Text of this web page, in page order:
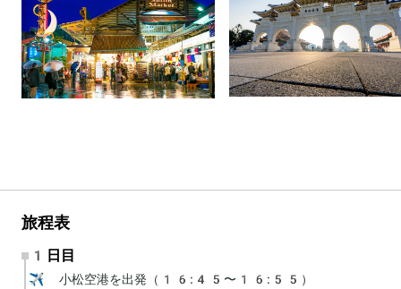
旅程表
1日目
✈️ 小松空港を出発（16:45〜16:55）